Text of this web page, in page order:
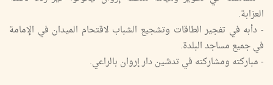
العزابة.
- دأبه في تفجير الطاقات وتشجيع الشباب لاقتحام الميدان في الإمامة
في جميع مساجد البلدة.
- مباركته ومشاركته في تدشين دار إروان بالراعي.